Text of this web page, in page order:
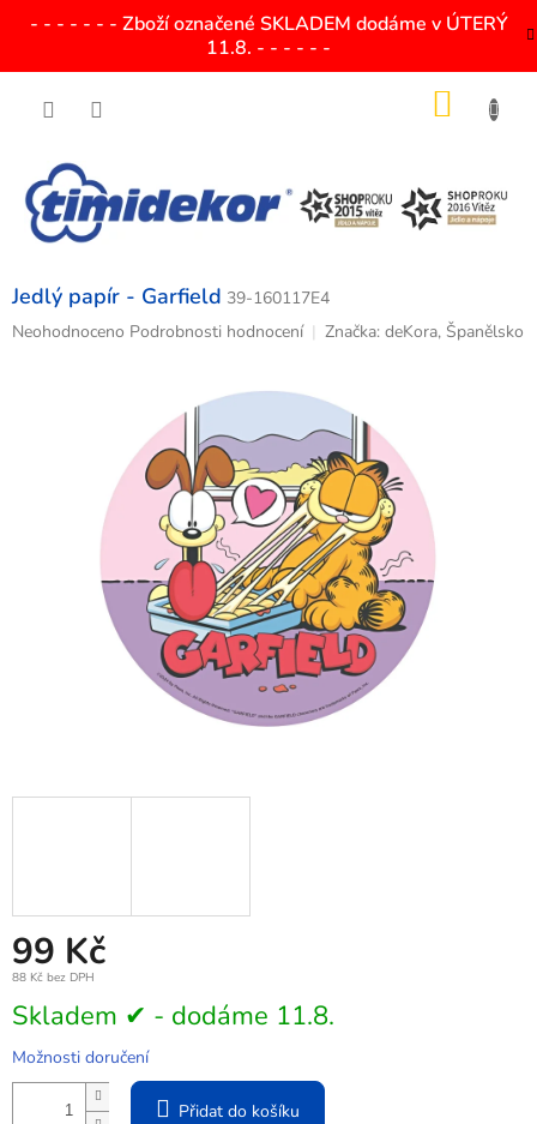
- - - - - - - Zboží označené SKLADEM dodáme v ÚTERÝ
11.8. - - - - - -
Jedlý papír - Garfield 39-160117E4
Průměrné
Neohodnoceno Podrobnosti hodnocení Značka: deKora, Španělsko
99 Kč
88 Kč bez DPH
Měrná
cena:
Skladem ✔ - dodáme 11.8.
Možnosti doručení
Přidat do košíku